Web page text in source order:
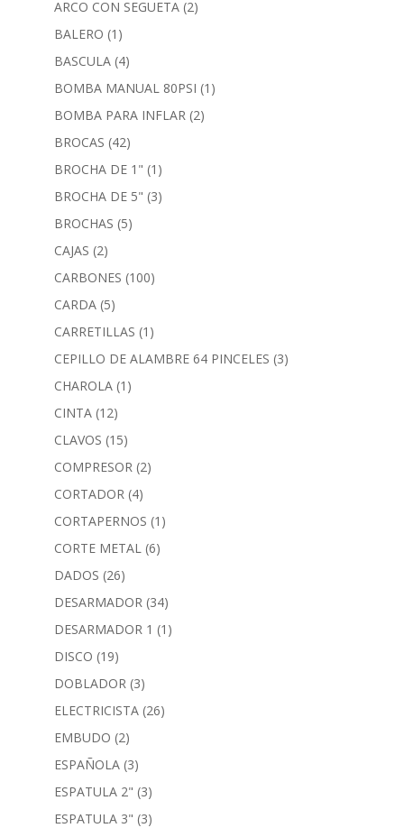
ARCO CON SEGUETA (2)
BALERO (1)
BASCULA (4)
BOMBA MANUAL 80PSI (1)
BOMBA PARA INFLAR (2)
BROCAS (42)
BROCHA DE 1" (1)
BROCHA DE 5" (3)
BROCHAS (5)
CAJAS (2)
CARBONES (100)
CARDA (5)
CARRETILLAS (1)
CEPILLO DE ALAMBRE 64 PINCELES (3)
CHAROLA (1)
CINTA (12)
CLAVOS (15)
COMPRESOR (2)
CORTADOR (4)
CORTAPERNOS (1)
CORTE METAL (6)
DADOS (26)
DESARMADOR (34)
DESARMADOR 1 (1)
DISCO (19)
DOBLADOR (3)
ELECTRICISTA (26)
EMBUDO (2)
ESPAÑOLA (3)
ESPATULA 2" (3)
ESPATULA 3" (3)